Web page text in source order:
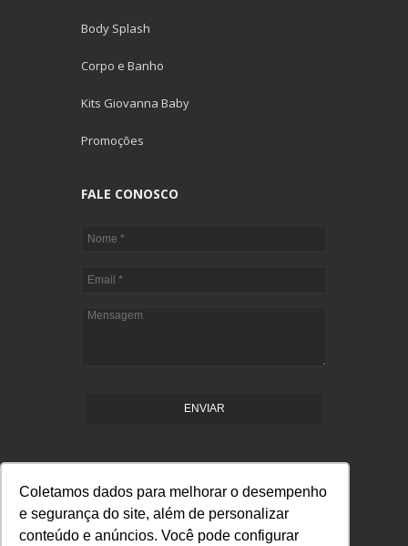
Coletamos dados para melhorar o desempenho
e segurança do site, além de personalizar
conteúdo e anúncios. Você pode configurar
Body Splash
Corpo e Banho
Kits Giovanna Baby
Promoções
FALE CONOSCO
ENVIAR